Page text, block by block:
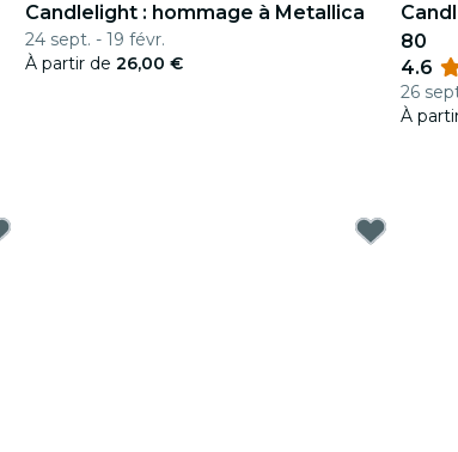
Candlelight : hommage à Metallica
24 sept. - 19 févr.
À partir de 26,00 €
80
4.6
26
À